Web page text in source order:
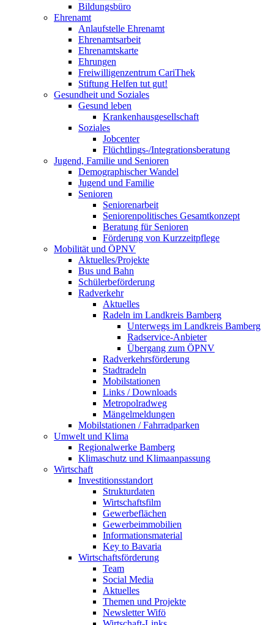
Bildungsbüro
Ehrenamt
Anlaufstelle Ehrenamt
Ehrenamtsarbeit
Ehrenamtskarte
Ehrungen
Freiwilligenzentrum CariThek
Stiftung Helfen tut gut!
Gesundheit und Soziales
Gesund leben
Krankenhausgesellschaft
Soziales
Jobcenter
Flüchtlings-/Integrationsberatung
Jugend, Familie und Senioren
Demographischer Wandel
Jugend und Familie
Senioren
Seniorenarbeit
Seniorenpolitisches Gesamtkonzept
Beratung für Senioren
Förderung von Kurzzeitpflege
Mobilität und ÖPNV
Aktuelles/Projekte
Bus und Bahn
Schülerbeförderung
Radverkehr
Aktuelles
Radeln im Landkreis Bamberg
Unterwegs im Landkreis Bamberg
Radservice-Anbieter
Übergang zum ÖPNV
Radverkehrsförderung
Stadtradeln
Mobilstationen
Links / Downloads
Metropolradweg
Mängelmeldungen
Mobilstationen / Fahrradparken
Umwelt und Klima
Regionalwerke Bamberg
Klimaschutz und Klimaanpassung
Wirtschaft
Investitionsstandort
Strukturdaten
Wirtschaftsfilm
Gewerbeflächen
Gewerbeimmobilien
Informationsmaterial
Key to Bavaria
Wirtschaftsförderung
Team
Social Media
Aktuelles
Themen und Projekte
Newsletter Wifö